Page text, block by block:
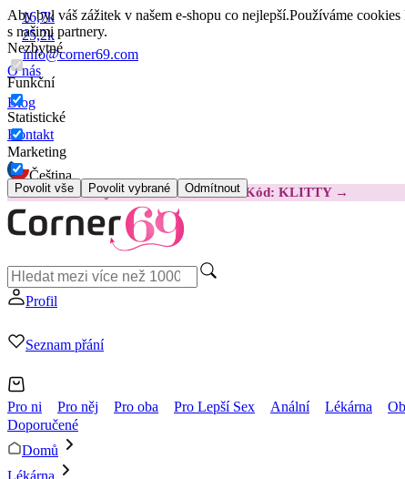
Aby byl váš zážitek v našem e-shopu co nejlepší.Používáme
s našimi partnery.
Nezbytné
Funkční
Statistické
Marketing
Povolit vše Povolit vybrané Odmítnout
16,7k
25,2k
info@corner69.com
O nás
Blog
Kontakt
Čeština
😽Svakom Klitty: O 380 Kč LEVNĚJI Kód: KLITTY →
Profil
Seznam přání
Pro ni Pro něj Pro oba Pro Lepší Sex Anální Lékárna
Doporučené
Domů
Lékárna